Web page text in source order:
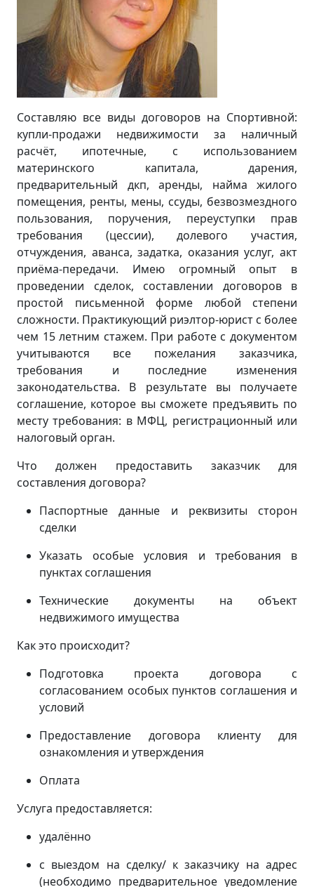
Составляю все виды договоров на Спортивной:
купли-продажи недвижимости за наличный
расчёт, ипотечные, с использованием
материнского капитала, дарения,
предварительный дкп, аренды, найма жилого
помещения, ренты, мены, ссуды, безвозмездного
пользования, поручения, переуступки прав
требования (цессии), долевого участия,
отчуждения, аванса, задатка, оказания услуг, акт
приёма-передачи. Имею огромный опыт в
проведении сделок, составлении договоров в
простой письменной форме любой степени
сложности. Практикующий риэлтор-юрист с более
чем 15 летним стажем. При работе с документом
учитываются все пожелания заказчика,
требования и последние изменения
законодательства. В результате вы получаете
соглашение, которое вы сможете предъявить по
месту требования: в МФЦ, регистрационный или
налоговый орган.
Что должен предоставить заказчик для
составления договора?
Паспортные данные и реквизиты сторон
сделки
Указать особые условия и требования в
пунктах соглашения
Технические документы на объект
недвижимого имущества
Как это происходит?
Подготовка проекта договора с
согласованием особых пунктов соглашения и
условий
Предоставление договора клиенту для
ознакомления и утверждения
Оплата
Услуга предоставляется:
удалённо
с выездом на сделку/ к заказчику на адрес
(необходимо предварительное уведомление